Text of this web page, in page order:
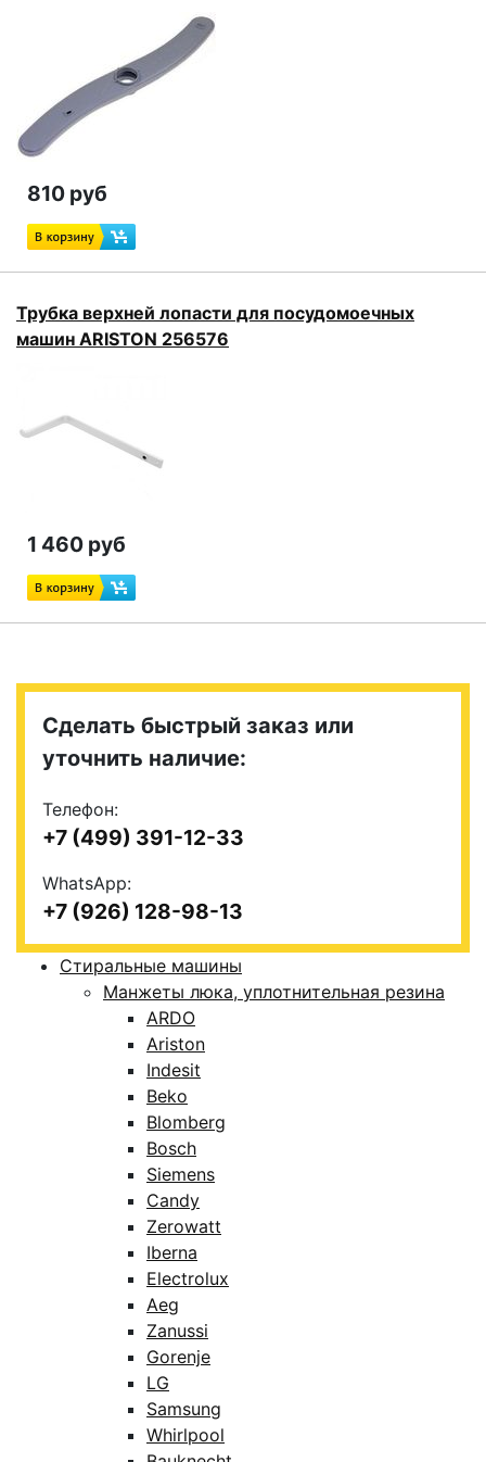
810 руб
Трубка верхней лопасти для посудомоечных
машин ARISTON 256576
1 460 руб
Сделать быстрый заказ или
уточнить наличие:
Телефон:
+7 (499) 391-12-33
WhatsApp:
+7 (926) 128-98-13
Стиральные машины
Манжеты люка, уплотнительная резина
ARDO
Ariston
Indesit
Beko
Blomberg
Bosch
Siemens
Candy
Zerowatt
Iberna
Electrolux
Aeg
Zanussi
Gorenje
LG
Samsung
Whirlpool